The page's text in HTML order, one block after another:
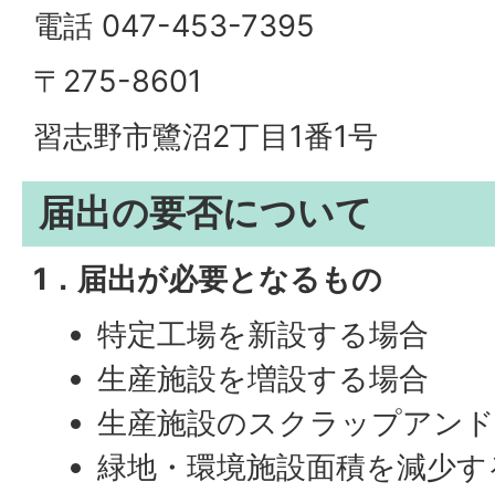
電話 047-453-7395
〒275-8601
習志野市鷺沼2丁目1番1号
届出の要否について
1．届出が必要となるもの
特定工場を新設する場合
生産施設を増設する場合
生産施設のスクラップアン
緑地・環境施設面積を減少